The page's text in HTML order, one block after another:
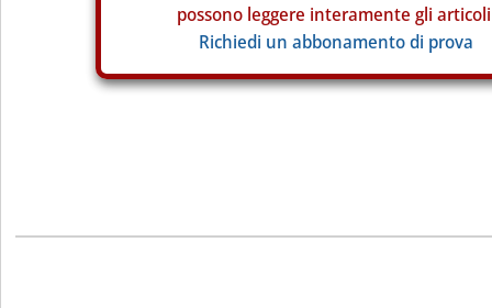
possono leggere interamente gli
Richiedi un abbonamento di prova